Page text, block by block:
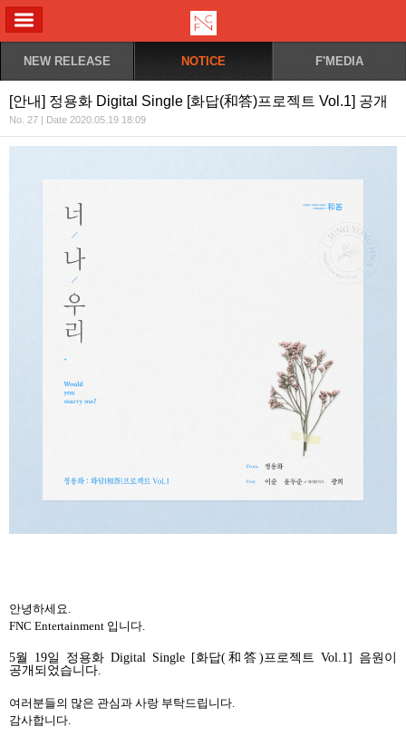
NEW RELEASE NOTICE F'MEDIA
[안내] 정용화 Digital Single [화답(和答)프로젝트 Vol.1] 공개
No. 27 | Date 2020.05.19 18:09
안녕하세요.
FNC Entertainment 입니다.
5월 19일 정용화 Digital Single [화답( 和答 )프로젝트 Vol.1]
음원이
공개되었습니다.
여러분들의 많은 관심과 사랑 부탁드립니다.
감사합니다.